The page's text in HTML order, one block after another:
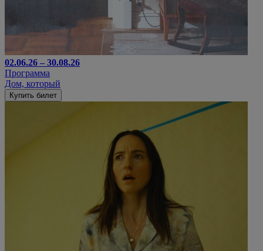
02.06.26 – 30.08.26
Программа
Дом, который
Купить билет